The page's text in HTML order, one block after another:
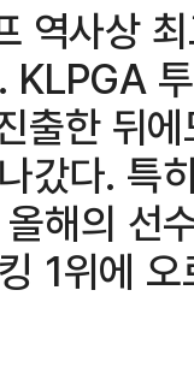
역사상
KLPGA
출한 뒤
갔다. 특
해의 선
1위에